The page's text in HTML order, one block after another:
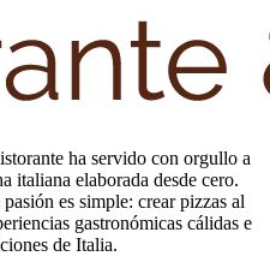
ha servido con orgullo a
italiana elaborada desde cero.
es simple: crear pizzas al
gastronómicas cálidas e
de Italia.